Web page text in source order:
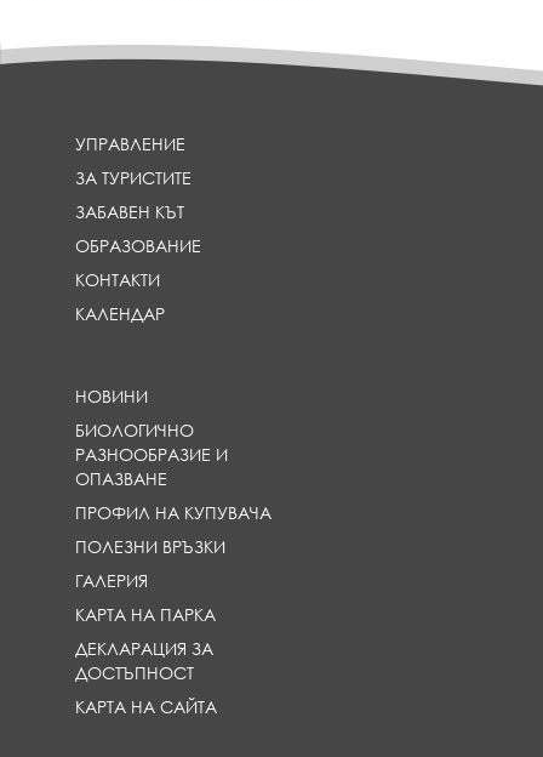
e
e
n
e
УПРАВЛЕНИЕ
ЗА ТУРИСТИТЕ
ЗАБАВЕН КЪТ
ОБРАЗОВАНИЕ
КОНТАКТИ
КАЛЕНДАР
НОВИНИ
БИОЛОГИЧНО
РАЗНООБРАЗИЕ И
ОПАЗВАНЕ
ПРОФИЛ НА КУПУВАЧА
ПОЛЕЗНИ ВРЪЗКИ
ГАЛЕРИЯ
КАРТА НА ПАРКА
ДЕКЛАРАЦИЯ ЗА
ДОСТЪПНОСТ
КАРТА НА САЙТА